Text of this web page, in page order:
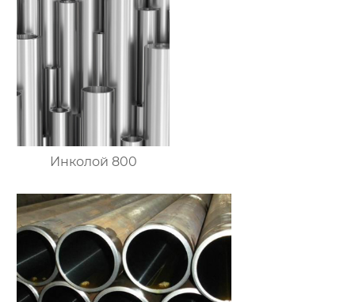
Инколой 800